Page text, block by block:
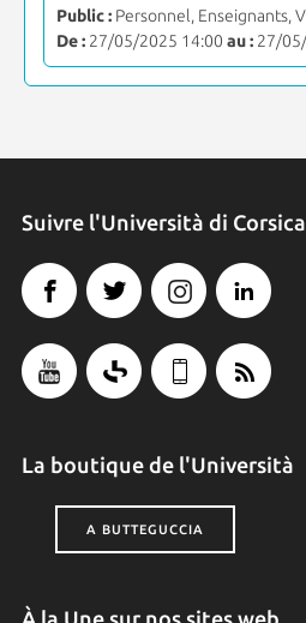
Public :Personnel, Enseignants,
De :27/05/2025 14:00 au :27/05/
Suivre l'Università di Corsica
La boutique de l'Università
A BUTTEGUCCIA